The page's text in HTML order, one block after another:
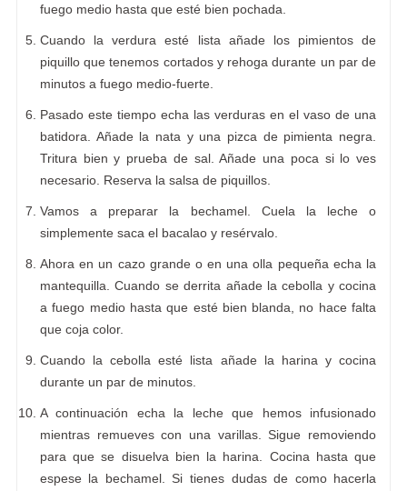
fuego medio hasta que esté bien pochada.
Cuando la verdura esté lista añade los pimientos de
piquillo que tenemos cortados y rehoga durante un par de
minutos a fuego medio-fuerte.
Pasado este tiempo echa las verduras en el vaso de una
batidora. Añade la nata y una pizca de pimienta negra.
Tritura bien y prueba de sal. Añade una poca si lo ves
necesario. Reserva la salsa de piquillos.
Vamos a preparar la bechamel. Cuela la leche o
simplemente saca el bacalao y resérvalo.
Ahora en un cazo grande o en una olla pequeña echa la
mantequilla. Cuando se derrita añade la cebolla y cocina
a fuego medio hasta que esté bien blanda, no hace falta
que coja color.
Cuando la cebolla esté lista añade la harina y cocina
durante un par de minutos.
A continuación echa la leche que hemos infusionado
mientras remueves con una varillas. Sigue removiendo
para que se disuelva bien la harina. Cocina hasta que
espese la bechamel. Si tienes dudas de como hacerla